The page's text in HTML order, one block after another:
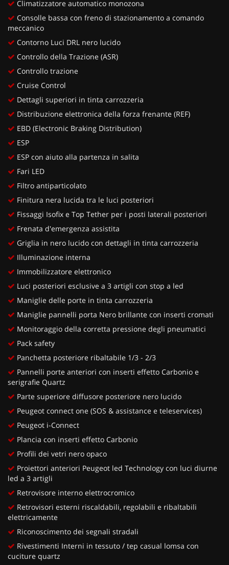
Climatizzatore automatico monozona
Consolle bassa con freno di stazionamento a comando
meccanico
Contorno Luci DRL nero lucido
Controllo della Trazione (ASR)
Controllo trazione
Cruise Control
Dettagli superiori in tinta carrozzeria
Distribuzione elettronica della forza frenante (REF)
EBD (Electronic Braking Distribution)
ESP
ESP con aiuto alla partenza in salita
Fari LED
Filtro antiparticolato
Finitura nera lucida tra le luci posteriori
Fissaggi Isofix e Top Tether per i posti laterali posteriori
Frenata d'emergenza assistita
Griglia in nero lucido con dettagli in tinta carrozzeria
Illuminazione interna
Immobilizzatore elettronico
Luci posteriori esclusive a 3 artigli con stop a led
Maniglie delle porte in tinta carrozzeria
Maniglie pannelli porta Nero brillante con inserti cromati
Monitoraggio della corretta pressione degli pneumatici
Pack safety
Panchetta posteriore ribaltabile 1/3 - 2/3
Pannelli porte anteriori con inserti effetto Carbonio e
serigrafie Quartz
Parte superiore diffusore posteriore nero lucido
Peugeot connect one (SOS & assistance e teleservices)
Peugeot i-Connect
Plancia con inserti effetto Carbonio
Profili dei vetri nero opaco
Proiettori anteriori Peugeot led Technology con luci diurne
led a 3 artigli
Retrovisore interno elettrocromico
Retrovisori esterni riscaldabili, regolabili e ribaltabili
elettricamente
Riconoscimento dei segnali stradali
Rivestimenti Interni in tessuto / tep casual lomsa con
cuciture quartz